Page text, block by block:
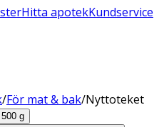
Hitta apotekKundservice
/För mat & bak/Nyttoteket